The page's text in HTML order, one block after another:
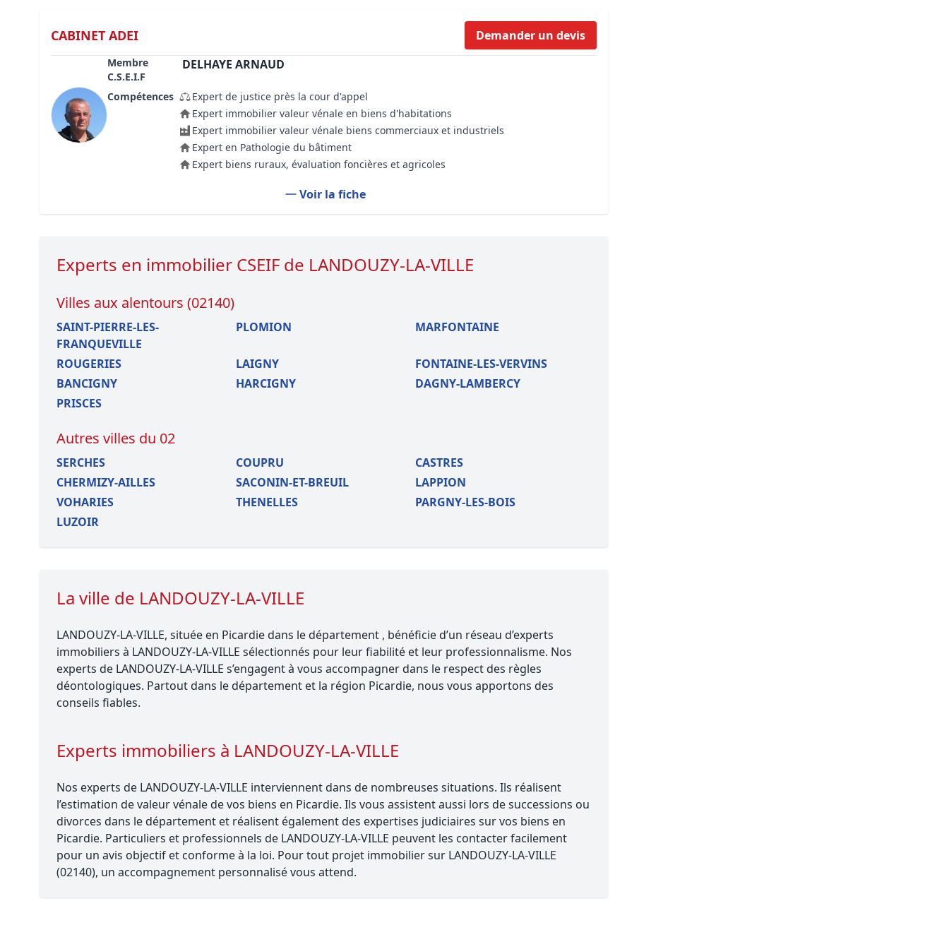
Formation règles d’urbanisme
CABINET ADEI Demander un devis
Membre
C.S.E.I.F
DELHAYE ARNAUD
Compétences
Expert de justice près la cour d'appel
Expert immobilier valeur vénale en biens d'habitations
Expert immobilier valeur vénale biens commerciaux et industriels
Expert en Pathologie du bâtiment
Expert biens ruraux, évaluation foncières et agricoles
Voir la fiche
Experts en immobilier CSEIF de LANDOUZY-LA-VILLE
Villes aux alentours (02140)
SAINT-PIERRE-LES-
FRANQUEVILLE
PLOMION MARFONTAINE
ROUGERIES LAIGNY
FONTAINE-LES-VERVINS
BANCIGNY
HARCIGNY
DAGNY-LAMBERCY
PRISCES
Autres villes du 02
SERCHES COUPRU
CASTRES
CHERMIZY-AILLES
SACONIN-ET-BREUIL
LAPPION
VOHARIES
THENELLES
PARGNY-LES-BOIS
LUZOIR
La ville de LANDOUZY-LA-VILLE
LANDOUZY-LA-VILLE, située en Picardie dans le département , bénéficie d’un réseau d’experts
immobiliers à LANDOUZY-LA-VILLE sélectionnés pour leur fiabilité et leur professionnalisme. Nos
experts de LANDOUZY-LA-VILLE s’engagent à vous accompagner dans le respect des règles
déontologiques. Partout dans le département et la région Picardie, nous vous apportons des
conseils fiables.
Experts immobiliers à LANDOUZY-LA-VILLE
Nos experts de LANDOUZY-LA-VILLE interviennent dans de nombreuses situations. Ils réalisent
l’estimation de valeur vénale de vos biens en Picardie. Ils vous assistent aussi lors de successions ou
divorces dans le département et réalisent également des expertises judiciaires sur vos biens en
Picardie. Particuliers et professionnels de LANDOUZY-LA-VILLE peuvent les contacter facilement
pour un avis objectif et conforme à la loi. Pour tout projet immobilier sur LANDOUZY-LA-VILLE
(02140), un accompagnement personnalisé vous attend.